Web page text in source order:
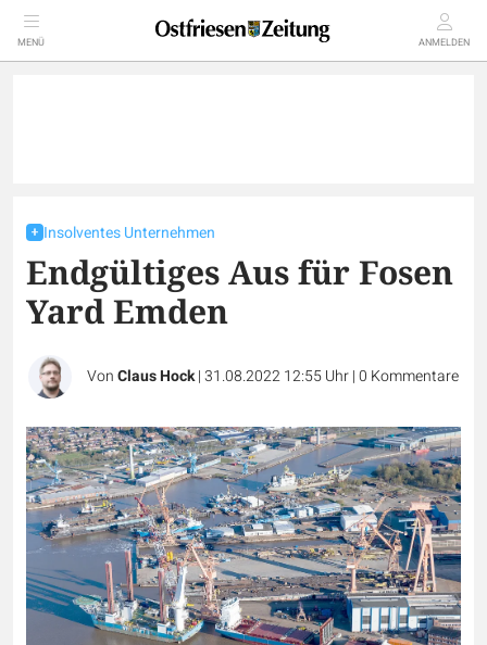
MENÜ ANMELDEN
Insolventes Unternehmen
Endgültiges Aus für Fosen
Yard Emden
VonClaus Hock|31.08.2022 12:55 Uhr|0 Kommentare